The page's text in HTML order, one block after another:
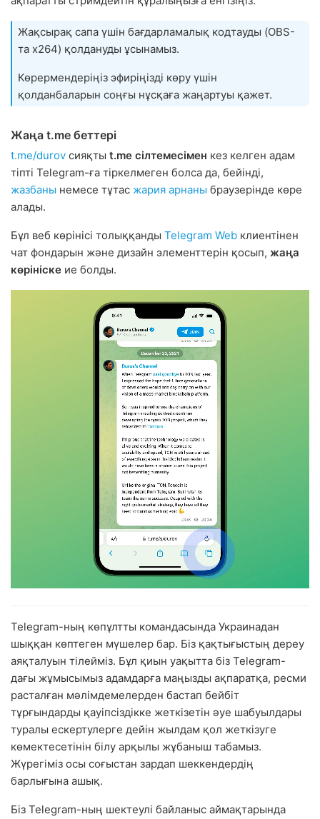
Жақсырақ сапа үшін бағдарламалық кодтауды (OBS-
та x264) қолдануды ұсынамыз.
Көрермендеріңіз эфиріңізді көру үшін
қолданбаларын соңғы нұсқаға жаңартуы қажет.
Жаңа t.me беттері
t.me/durov сияқты t.me сілтемесімен кез келген адам
тіпті Telegram-ға тіркелмеген болса да, бейінді,
жазбаны немесе тұтас жария арнаны браузерінде көре
алады.
Бұл веб көрінісі толыққанды Telegram Web клиентінен
чат фондарын және дизайн элементтерін қосып, жаңа
көрініске ие болды.
Telegram-ның көпұлтты командасында Украинадан
шыққан көптеген мүшелер бар. Біз қақтығыстың дереу
аяқталуын тілейміз. Бұл қиын уақытта біз Telegram-
дағы жұмысымыз адамдарға маңызды ақпаратқа, ресми
расталған мәлімдемелерден бастап бейбіт
тұрғындарды қауіпсіздікке жеткізетін әуе шабуылдары
туралы ескертулерге дейін жылдам қол жеткізуге
көмектесетінін білу арқылы жұбаныш табамыз.
Жүрегіміз осы соғыстан зардап шеккендердің
барлығына ашық.
Біз Telegram-ның шектеулі байланыс аймақтарында